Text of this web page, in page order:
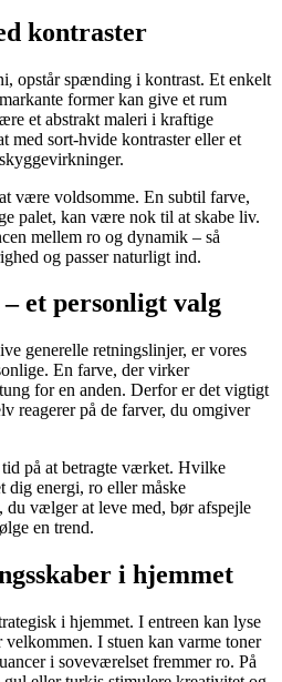
kontraster
opstår spænding i kontrast. Et enkelt
former kan give et rum
et abstrakt maleri i kraftige
med sort-hvide kontraster eller et
være voldsomme. En subtil farve,
palet, kan være nok til at skabe liv.
mellem ro og dynamik – så
og passer naturligt ind.
et personligt valg
generelle retningslinjer, er vores
En farve, der virker
for en anden. Derfor er det vigtigt
reagerer på de farver, du omgiver
på at betragte værket. Hvilke
energi, ro eller måske
vælger at leve med, bør afspejle
en trend.
i hjemmet
i hjemmet. I entreen kan lyse
I stuen kan varme toner
i soveværelset fremmer ro. På